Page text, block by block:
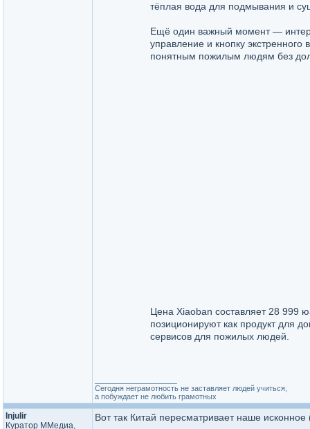
тёплая вода для подмывания и
Ещё один важный момент —
управление и кнопку
понятным пожилым людям без
Цена Xiaoban составляет 28 999
позиционируют как продукт для
сервисов для пожилых людей.
Сегодня неграмотность не заставляет людей учиться,
а побуждает не любить грамотных
Injulir
Куратор ММедиа,
Вот так Китай пересматривает наше